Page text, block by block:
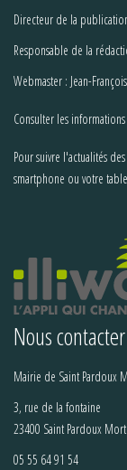
Directeur de la
Responsable de la
Webmaster : Jean-
Consulter les
Pour suivre l'actualités
smartphone ou votre
Nous contacter
Mairie de Saint Pardoux
3, rue de la fontaine
23400 Saint Pardoux
05 55 64 91 54